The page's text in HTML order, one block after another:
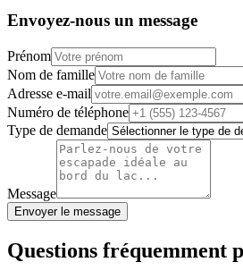
Envoyez-nous un message
Prénom
Nom de famille
Adresse e-mail
Numéro de téléphone
Type de demande
Message
Envoyer le message
Questions fréquemment